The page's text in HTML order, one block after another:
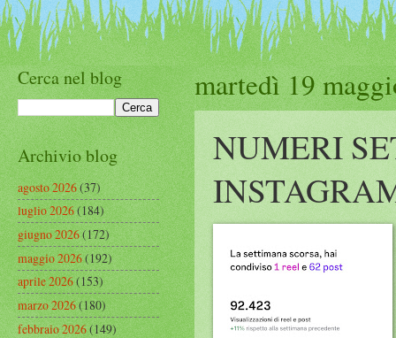
martedì 19
NUMERI
Cerca nel blog
Archivio blog
agosto 2026(37)
luglio 2026(184)
giugno 2026(172)
maggio 2026(192)
aprile 2026(153)
marzo 2026(180)
febbraio 2026(149)